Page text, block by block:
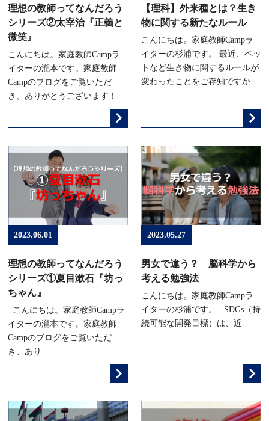
理想の教師ってなんだろう
シリーズ②太宰治『正義と
微笑』
こんにちは。家庭教師Campラ
イターの瀧本です。家庭教師
Campのブログをご覧いただ
き、ありがとうございます！
【理科】外来種とは？生き
物に関する新たなルール
こんにちは。家庭教師Campラ
イターの杉浦です。 最近、ペッ
トなど生き物に関するルールが
変わったことをご存知ですか
2023.06.01
理想の教師ってなんだろう
シリーズ①夏目漱石『坊っ
ちゃん』
こんにちは。家庭教師Campラ
イターの瀧本です。家庭教師
Campのブログをご覧いただ
き、あり
2023.05.27
男女で違う？ 脳科学から
考える勉強法
こんにちは。家庭教師Campラ
イターの杉浦です。 SDGs（持
続可能な開発目標）は、近